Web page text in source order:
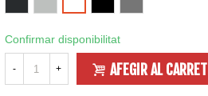
gre
WHITEBLACKGREY
Confirmar disponibilitat
- + AFEGIR AL CARRET